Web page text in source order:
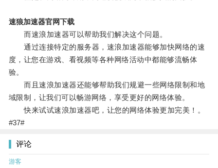
速狼加速器官网下载
而速浪加速器可以帮助我们解决这个问题。
通过连接特定的服务器，速浪加速器能够加快网络的速
度，让您在游戏、看视频等各种网络活动中都能够流畅体
验。
而且速浪加速器还能够帮助我们规避一些网络限制和地
域限制，让我们可以畅游网络，享受更好的网络体验。
快来试试速浪加速器吧，让您的网络体验更加完美！。
#37#
评论
游客